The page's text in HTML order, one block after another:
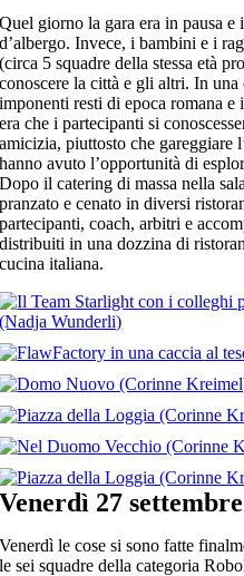
Quel giorno la gara era in pausa
d’albergo. Invece, i bambini e i
(circa 5 squadre della stessa età
conoscere la città e gli altri. In
imponenti resti di epoca romana
era che i partecipanti si
amicizia, piuttosto che gareggiare
hanno avuto l’opportunità di
Dopo il catering di massa nella
pranzato e cenato in diversi
partecipanti, coach, arbitri e
distribuiti in una dozzina di
cucina italiana.
Venerdì 27
Venerdì le cose si sono fatte
le sei squadre della categoria